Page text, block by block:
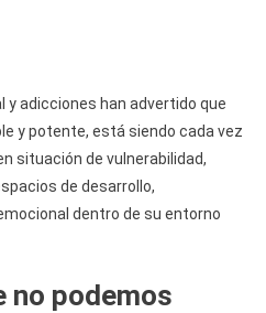
y adicciones han advertido que
y potente, está siendo cada vez
situación de vulnerabilidad,
de desarrollo,
dentro de su entorno
no podemos